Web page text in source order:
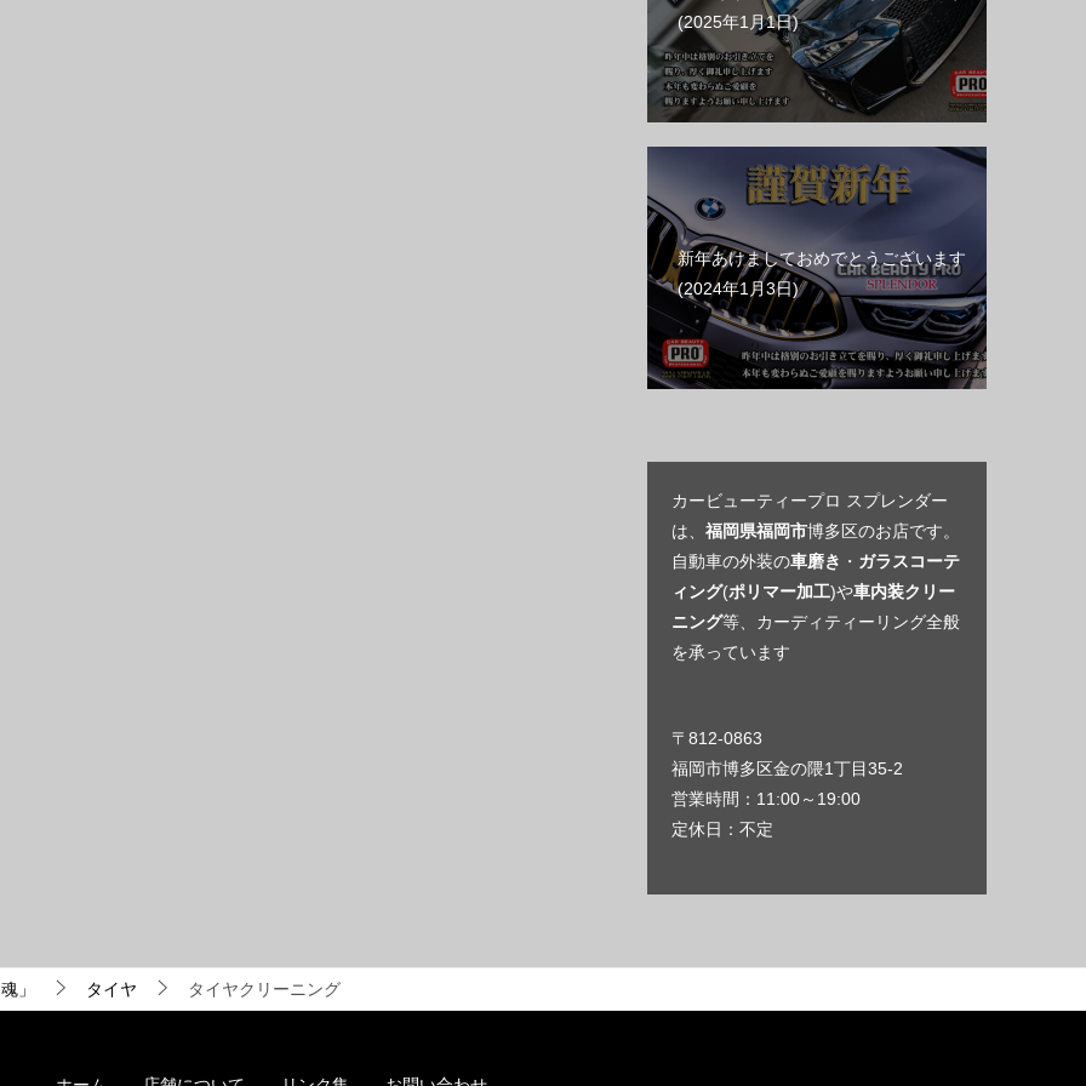
2025年1月1日
新年あけましておめでとうございます
2024年1月3日
カービューティープロ スプレンダー
は、 福岡県福岡市博多区のお店です。
自動車の外装の車磨き ・ ガラスコーテ
ィング(ポリマー加工)や車内装クリー
ニング等、カーディティーリング全般
を承っています
〒812-0863
福岡市博多区金の隈1丁目35-2
営業時間：11:00～19:00
定休日：不定
」 タイヤ タイヤクリーニング